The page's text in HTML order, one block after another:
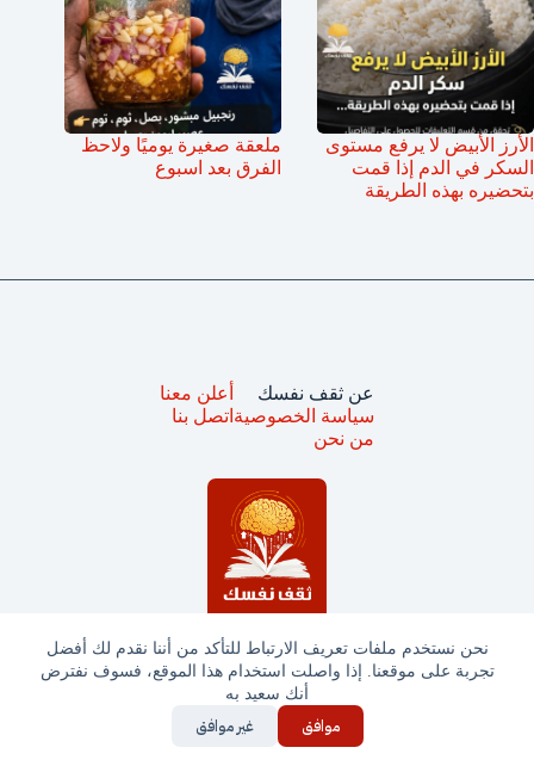
نحن نستخدم ملفات تعريف الارتباط للتأكد من أننا نقدم لك أفضل
تجربة على موقعنا. إذا واصلت استخدام هذا الموقع، فسوف نفترض
أنك سعيد به
موافق غير موافق
الأرز الأبيض لا يرفع مستوى
السكر في الدم إذا قمت
بتحضيره بهذه الطريقة
ملعقة صغيرة يوميًا ولاحظ
الفرق بعد اسبوع
جميع الحقوق محفوظة © ثقف نفسك 2025
عن ثقف نفسك
سياسة الخصوصية
من نحن
أعلن معنا
اتصل بنا